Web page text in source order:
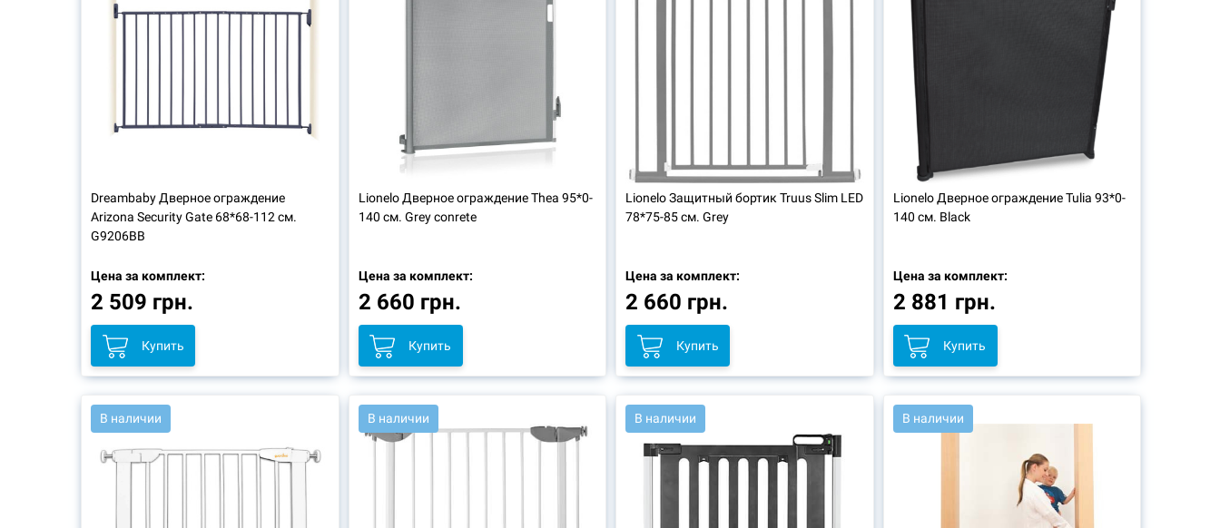
Dreambaby Дверное ограждение
Arizona Security Gate 68*68-112 см.
G9206BB
Цена за комплект:
2 509 грн.
Купить
Lionelo Дверное ограждение Thea 95*0-
140 см. Grey conrete
Цена за комплект:
2 660 грн.
Купить
LioneloЗащитный бортик Truus Slim LED
78*75-85 см. Grey
Цена за комплект:
2 660 грн.
Купить
Lionelo Дверное ограждение Tulia 93*0-
140 см. Black
Цена за комплект:
2 881 грн.
Купить
В наличии
АРТ.: 46411 В наличии
АРТ.: 43803 В наличии
АРТ.: 44741 В наличии
АРТ.: 42766